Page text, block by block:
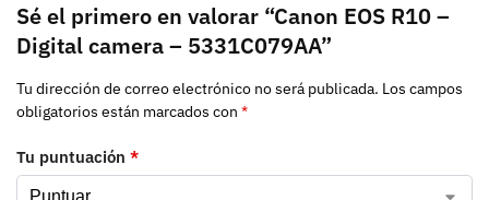
Sé el primero en valorar “Canon EOS R10 –
Digital camera – 5331C079AA”
Tu dirección de correo electrónico no será publicada. Los campos
obligatorios están marcados con *
Tu puntuación *